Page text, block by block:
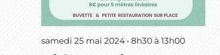
samedi 25 mai 2024 • 8h30 à 13h00